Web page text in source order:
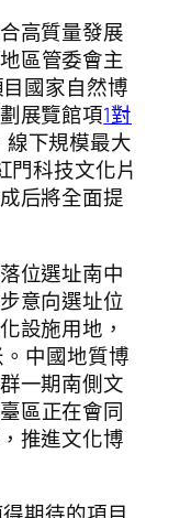
高質量發展
區管委會主
國家自然博
展覽館項1對
線下規模最大
門科技文化片
后將全面提
位選址南中
意向選址位
設施用地，
中國地質博
一期南側文
區正在會同
推進文化博